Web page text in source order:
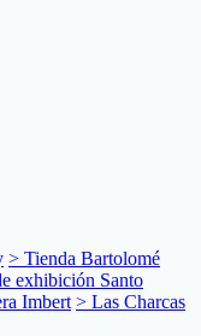
> Tienda Bartolomé
exhibición Santo
Imbert > Las Charcas